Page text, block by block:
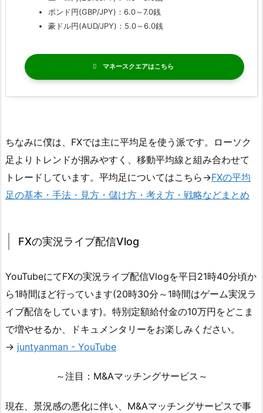
ポンド円(GBP/JPY)：6.0～7.0銭
豪ドル円(AUD/JPY)：5.0～6.0銭
マネースクエア
ちなみに僕は、FXでは主に平均足を使う派です。ローソク
足よりトレンドが掴みやすく、移動平均線と組み合わせて
トレードしています。平均足についてはこちら→FXの平均
足の基本・手法・見方・儲け方・考え方・戦略などまとめ
FXの実況ライブ配信Vlog
YouTubeにてFXの実況ライブ配信Vlogを平日21時40分頃か
ら1時間ほど行っています(20時30分～1時間はゲーム実況ラ
イブ配信をしています)。特別定額給付金の10万円をどこま
で増やせるか、ドキュメンタリーをお楽しみください。
→ juntyanman - YouTube
～注目：M&Aマッチングサービス～
現在、景況感の悪化に伴い、M&Aマッチングサービスで事